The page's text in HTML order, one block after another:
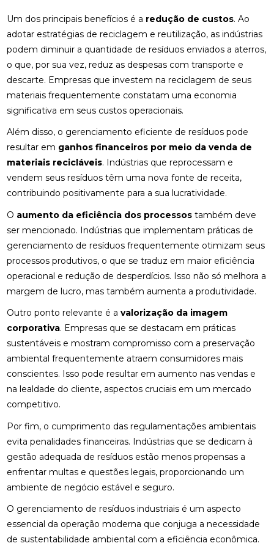
Um dos principais benefícios é a redução de custos. Ao
adotar estratégias de reciclagem e reutilização, as indústrias
podem diminuir a quantidade de resíduos enviados a aterros,
o que, por sua vez, reduz as despesas com transporte e
descarte. Empresas que investem na reciclagem de seus
materiais frequentemente constatam uma economia
significativa em seus custos operacionais.
Além disso, o gerenciamento eficiente de resíduos pode
resultar em ganhos financeiros por meio da venda de
materiais recicláveis. Indústrias que reprocessam e
vendem seus resíduos têm uma nova fonte de receita,
contribuindo positivamente para a sua lucratividade.
O aumento da eficiência dos processostambém deve
ser mencionado. Indústrias que implementam práticas de
gerenciamento de resíduos frequentemente otimizam seus
processos produtivos, o que se traduz em maior eficiência
operacional e redução de desperdícios. Isso não só melhora a
margem de lucro, mas também aumenta a produtividade.
Outro ponto relevante é a valorização da imagem
corporativa. Empresas que se destacam em práticas
sustentáveis e mostram compromisso com a preservação
ambiental frequentemente atraem consumidores mais
conscientes. Isso pode resultar em aumento nas vendas e
na lealdade do cliente, aspectos cruciais em um mercado
competitivo.
Por fim, o cumprimento das regulamentações ambientais
evita penalidades financeiras. Indústrias que se dedicam à
gestão adequada de resíduos estão menos propensas a
enfrentar multas e questões legais, proporcionando um
ambiente de negócio estável e seguro.
O gerenciamento de resíduos industriais é um aspecto
essencial da operação moderna que conjuga a necessidade
de sustentabilidade ambiental com a eficiência econômica.